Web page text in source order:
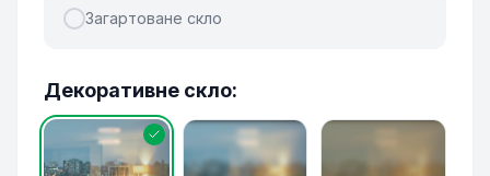
Загартоване скло
Декоративне скло: